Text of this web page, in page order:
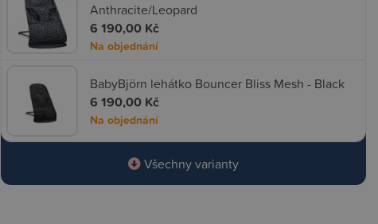
Anthracite/Leopard
6 190,00 Kč
Na objednání
BabyBjörn lehátko Bouncer Bliss Mesh - Black
6 190,00 Kč
Na objednání
Všechny varianty